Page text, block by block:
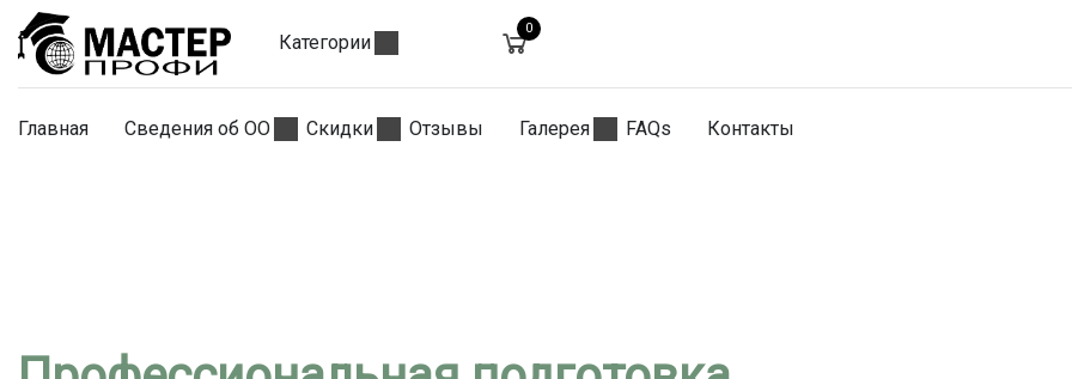
Категории
0
Главная Сведения об ОО Скидки Отзывы Галерея FAQs Контакты